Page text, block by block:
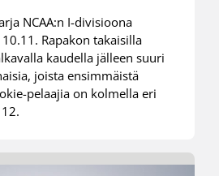
NCAA:n I-divisioona
Rapakon takaisilla
kaudella jälleen suuri
joista ensimmäistä
pelaajia on kolmella eri